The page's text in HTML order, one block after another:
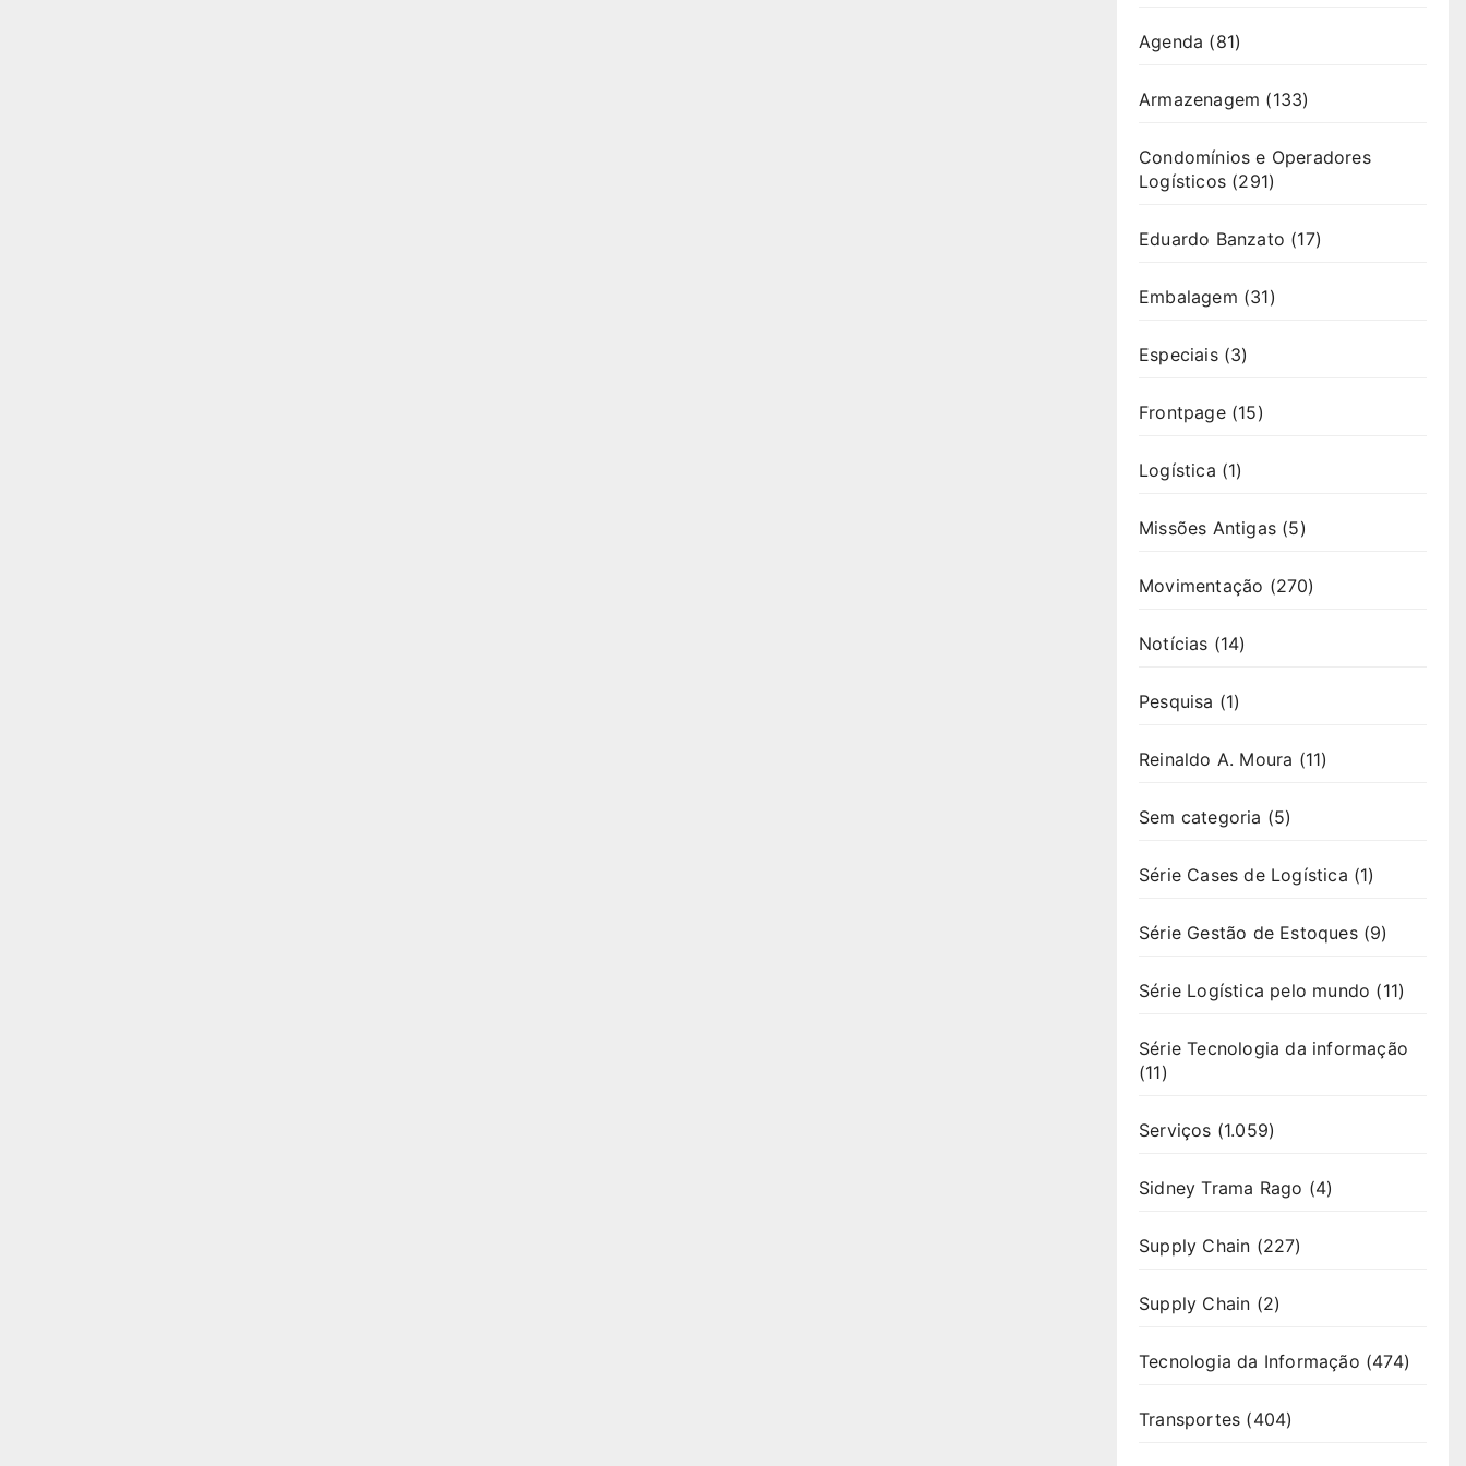
Agenda (81)
Armazenagem (133)
Condomínios e Operadores
Logísticos (291)
Eduardo Banzato (17)
Embalagem (31)
Especiais(3)
Frontpage(15)
Logística (1)
Missões Antigas (5)
Movimentação (270)
Notícias (14)
Pesquisa (1)
Reinaldo A. Moura (11)
Sem categoria (5)
Série Cases de Logística (1)
Série Gestão de Estoques(9)
Série Logística pelo mundo (11)
Série Tecnologia da informação
(11)
Serviços (1.059)
Sidney Trama Rago (4)
Supply Chain (227)
Supply Chain (2)
Tecnologia da Informação (474)
Transportes (404)